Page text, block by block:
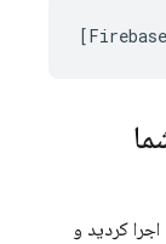
کردید و